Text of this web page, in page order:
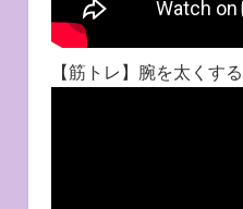
【筋トレ】腕を太くす